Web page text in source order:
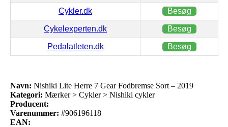
Cykler.dk Besøg
Cykelexperten.dk Besøg
Pedalatleten.dk Besøg
Navn: Nishiki Lite Herre 7 Gear Fodbremse Sort – 2019
Kategori: Mærker > Cykler > Nishiki cykler
Producent:
Varenummer: #906196118
EAN: